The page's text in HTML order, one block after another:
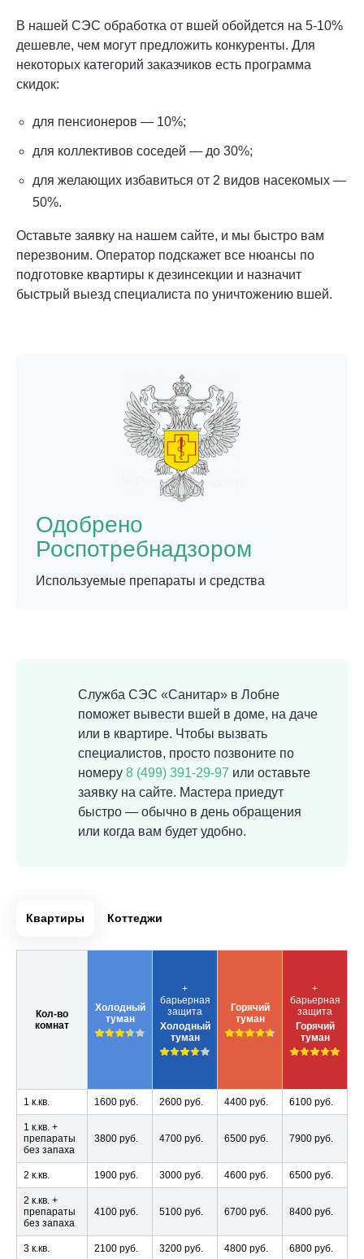
В нашей СЭС обработка от вшей обойдется на 5-10%
дешевле, чем могут предложить конкуренты. Для
некоторых категорий заказчиков есть программа
скидок:
для пенсионеров — 10%;
для коллективов соседей — до 30%;
для желающих избавиться от 2 видов насекомых —
50%.
Оставьте заявку на нашем сайте, и мы быстро вам
перезвоним. Оператор подскажет все нюансы по
подготовке квартиры к дезинсекции и назначит
быстрый выезд специалиста по уничтожению вшей.
Одобрено
Роспотребнадзором
Используемые препараты и средства
Служба СЭС «Санитар» в Лобне
поможет вывести вшей в доме, на даче
или в квартире. Чтобы вызвать
специалистов, просто позвоните по
номеру 8 (499) 391-29-97 или оставьте
заявку на сайте. Мастера приедут
быстро — обычно в день обращения
или когда вам будет удобно.
Квартиры Коттеджи
Кол-во
комнат
Холодный
туман
+
барьерная
защита
Холодный
туман
Горячий
туман
+
барьерная
защита
Горячий
туман
1 к.кв. 1600 руб. 2600 руб. 4400 руб. 6100 руб.
1 к.кв. +
препараты
без запаха
3800 руб. 4700 руб. 6500 руб. 7900 руб.
2 к.кв. 1900 руб. 3000 руб. 4600 руб. 6500 руб.
2 к.кв. +
препараты
без запаха
4100 руб. 5100 руб. 6700 руб. 8400 руб.
3 к.кв. 2100 руб. 3200 руб. 4800 руб. 6800 руб.